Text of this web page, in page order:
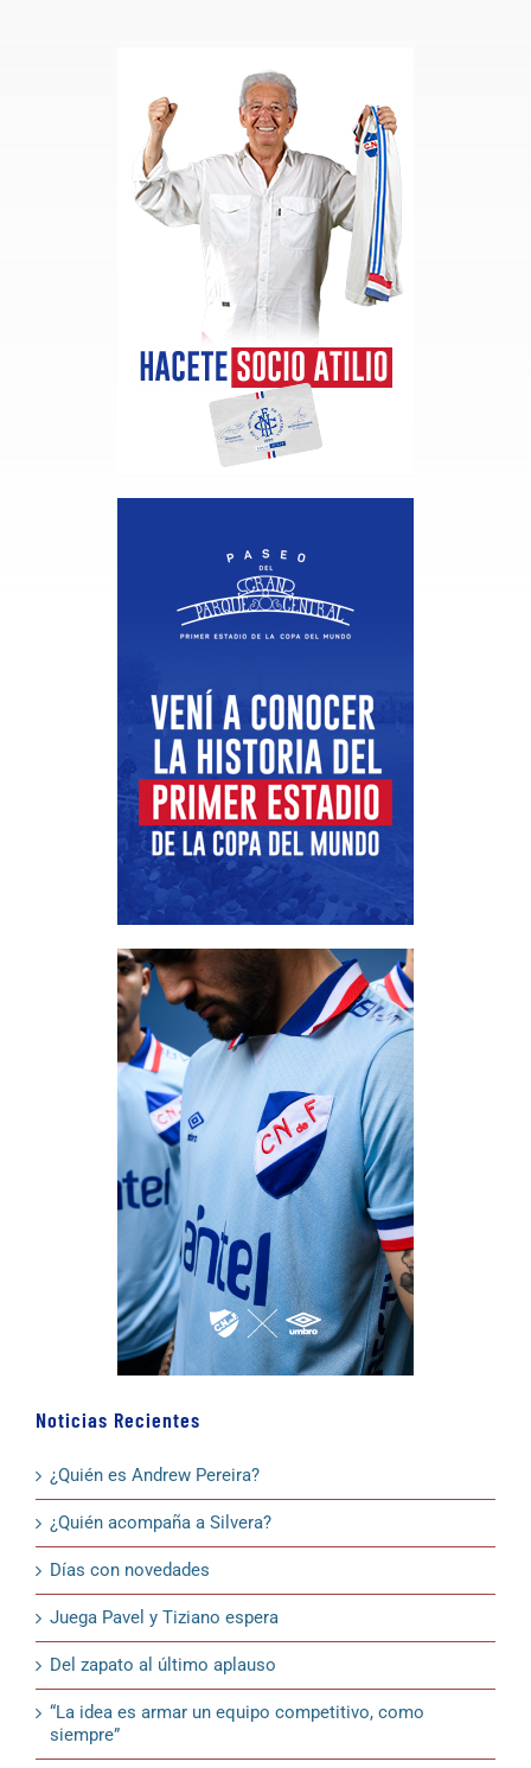
Noticias Recientes
¿Quién es Andrew Pereira?
¿Quién acompaña a Silvera?
Días con novedades
Juega Pavel y Tiziano espera
Del zapato al último aplauso
“La idea es armar un equipo competitivo, como
siempre”